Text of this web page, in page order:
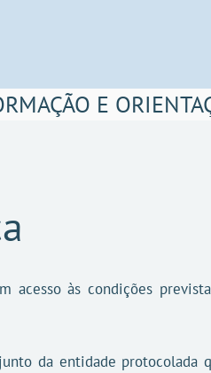
E
acesso às condições
da entidade protocolada